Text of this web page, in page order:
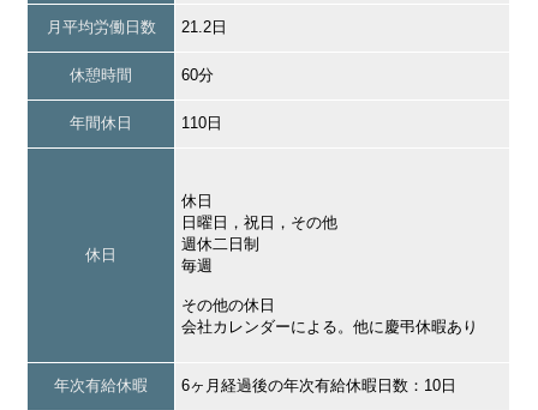
月平均労働日数 21.2日
休憩時間 60分
年間休日 110日
休日
休日
日曜日，祝日，その他
週休二日制
毎週
その他の休日
会社カレンダーによる。他に慶弔休暇あり
年次有給休暇 6ヶ月経過後の年次有給休暇日数：10日